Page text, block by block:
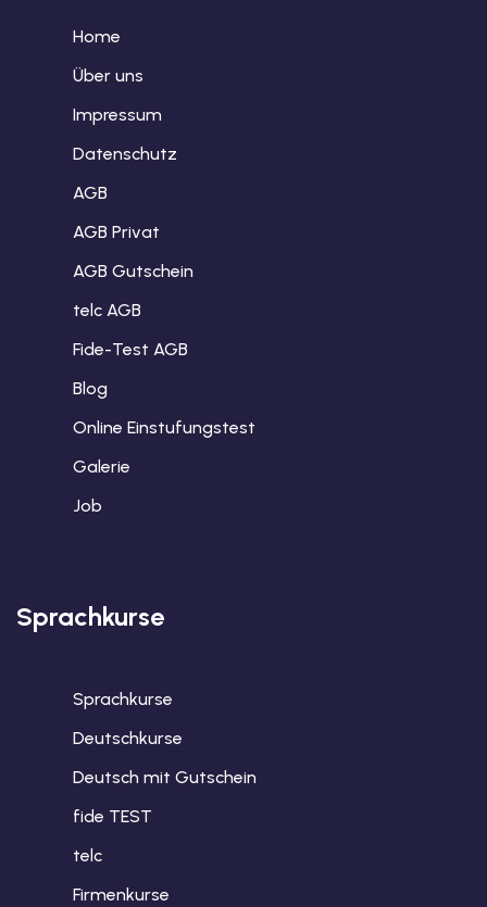
Home
Über uns
Impressum
Datenschutz
AGB
AGB Privat
AGB Gutschein
telc AGB
Fide-Test AGB
Blog
Online Einstufungstest
Galerie
Job
Sprachkurse
Sprachkurse
Deutschkurse
Deutsch mit Gutschein
fide TEST
telc
Firmenkurse